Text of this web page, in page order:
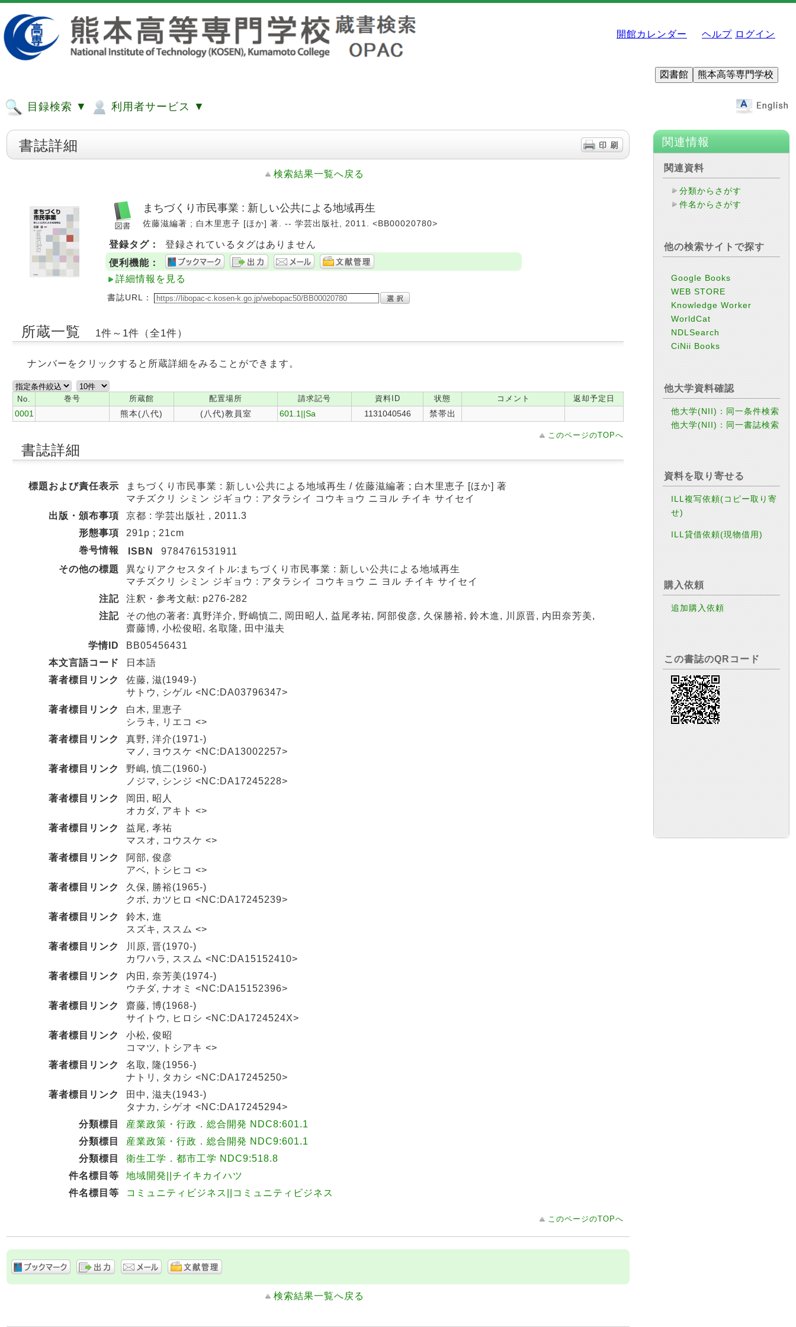
開館カレンダー ヘルプ ログイン
図書館 熊本高等専門学校
目録検索 ▼ 利用者サービス ▼
書誌詳細
検索結果一覧へ戻る
まちづくり市民事業 : 新しい公共による地域再生
佐藤滋編著 ; 白木里恵子 [ほか] 著. -- 学芸出版社, 2011. <BB00020780>
登録タグ：
登録されているタグはありません
便利機能：
詳細情報を見る
書誌URL：
所蔵一覧 1件～1件（全1件）
ナンバーをクリックすると所蔵詳細をみることができます。
No. 巻号 所蔵館 配置場所 請求記号 資料ID 状態 コメント 返却予定日
0001 熊本(八代) (八代)教員室 601.1||Sa 1131040546 禁帯出
このページのTOPへ
書誌詳細
標題および責任表示
まちづくり市民事業 : 新しい公共による地域再生 / 佐藤滋編著 ; 白木里恵子 [ほか] 著
マチズクリ シミン ジギョウ : アタラシイ コウキョウ ニヨル チイキ サイセイ
出版・頒布事項
京都 : 学芸出版社 , 2011.3
形態事項
291p ; 21cm
巻号情報
ISBN
9784761531911
その他の標題
異なりアクセスタイトル:まちづくり市民事業 : 新しい公共による地域再生
マチズクリ シミン ジギョウ : アタラシイ コウキョウ ニ ヨル チイキ サイセイ
注記
注釈・参考文献: p276-282
注記
その他の著者: 真野洋介, 野嶋慎二, 岡田昭人, 益尾孝祐, 阿部俊彦, 久保勝裕, 鈴木進, 川原晋, 内田奈芳美,
齋藤博, 小松俊昭, 名取隆, 田中滋夫
学情ID
BB05456431
本文言語コード
日本語
著者標目リンク
佐藤, 滋(1949-)
サトウ, シゲル <NC:DA03796347>
著者標目リンク
白木, 里恵子
シラキ, リエコ <>
著者標目リンク
真野, 洋介(1971-)
マノ, ヨウスケ <NC:DA13002257>
著者標目リンク
野嶋, 慎二(1960-)
ノジマ, シンジ <NC:DA17245228>
著者標目リンク
岡田, 昭人
オカダ, アキト <>
著者標目リンク
益尾, 孝祐
マスオ, コウスケ <>
著者標目リンク
阿部, 俊彦
アベ, トシヒコ <>
著者標目リンク
久保, 勝裕(1965-)
クボ, カツヒロ <NC:DA17245239>
著者標目リンク
鈴木, 進
スズキ, ススム <>
著者標目リンク
川原, 晋(1970-)
カワハラ, ススム <NC:DA15152410>
著者標目リンク
内田, 奈芳美(1974-)
ウチダ, ナオミ <NC:DA15152396>
著者標目リンク
齋藤, 博(1968-)
サイトウ, ヒロシ <NC:DA1724524X>
著者標目リンク
小松, 俊昭
コマツ, トシアキ <>
著者標目リンク
名取, 隆(1956-)
ナトリ, タカシ <NC:DA17245250>
著者標目リンク
田中, 滋夫(1943-)
タナカ, シゲオ <NC:DA17245294>
分類標目
産業政策・行政．総合開発 NDC8:601.1
分類標目
産業政策・行政．総合開発 NDC9:601.1
分類標目
衛生工学．都市工学 NDC9:518.8
件名標目等
地域開発||チイキカイハツ
件名標目等
コミュニティビジネス||コミュニティビジネス
このページのTOPへ
検索結果一覧へ戻る
関連情報
関連資料
分類からさがす
件名からさがす
他の検索サイトで探す
Google Books
WEB STORE
Knowledge Worker
WorldCat
NDLSearch
CiNii Books
他大学資料確認
他大学(NII)：同一条件検索
他大学(NII)：同一書誌検索
資料を取り寄せる
ILL複写依頼(コピー取り寄
せ)
ILL貸借依頼(現物借用)
購入依頼
追加購入依頼
この書誌のQRコード